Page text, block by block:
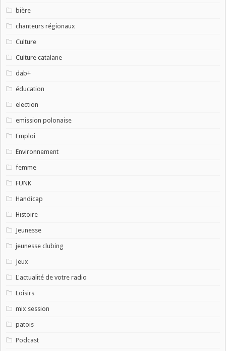
bière
chanteurs régionaux
Culture
Culture catalane
dab+
éducation
election
emission polonaise
Emploi
Environnement
femme
FUNK
Handicap
Histoire
Jeunesse
jeunesse clubing
Jeux
L'actualité de votre radio
Loisirs
mix session
patois
Podcast